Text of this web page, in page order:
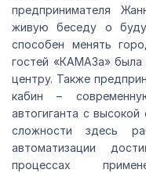
предпринимателя
живую беседу о
способен менять
гостей «КАМАЗа» была
центру. Также
кабин –
автогиганта с
сложности здесь
автоматизации
процессах